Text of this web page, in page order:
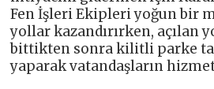
Fen İşleri Ekipleri yoğun bir
yollar kazandırırken, açılan
bittikten sonra kilitli parke
yaparak vatandaşların